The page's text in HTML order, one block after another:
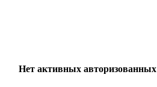
Нет активных авторизованных